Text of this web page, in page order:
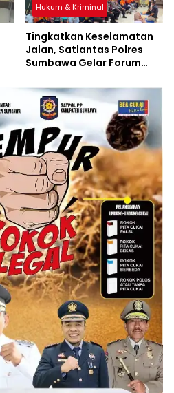
Hukum & Kriminal
Tingkatkan Keselamatan
Jalan, Satlantas Polres
Sumbawa Gelar Forum
Bagikan Bansos